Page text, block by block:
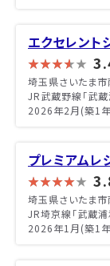
エクセレント
埼玉県さいたま
JR武蔵野線「武
2026年2月(築1
プレミアムレ
埼玉県さいたま
JR埼京線「武蔵
2026年1月(築1